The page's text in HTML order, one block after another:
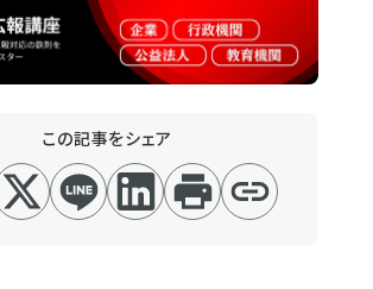
この記事をシェア